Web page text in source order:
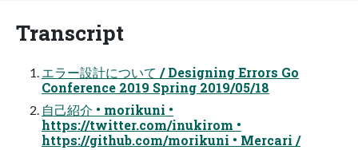
Transcript
エラー設計について / Designing Errors Go
Conference 2019 Spring 2019/05/18
自己紹介 • morikuni •
https://twitter.com/inukirom •
https://github.com/morikuni • Mercari /